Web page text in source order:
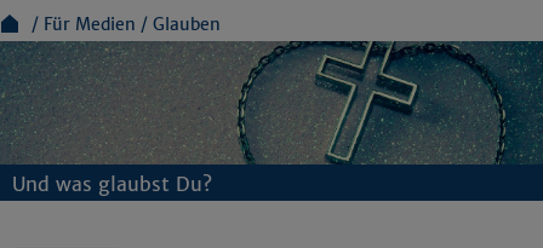
Für Medien Glauben
Und was glaubst Du?